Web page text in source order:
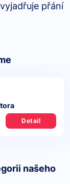
vyjadřuje přání
Detail
našeho